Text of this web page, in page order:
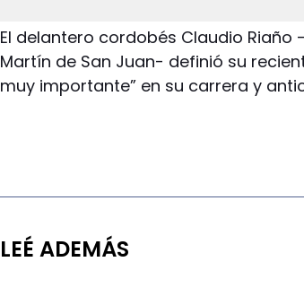
El delantero cordobés Claudio
Martín de San Juan- definió su
muy importante” en su carrera y
LEÉ ADEMÁS